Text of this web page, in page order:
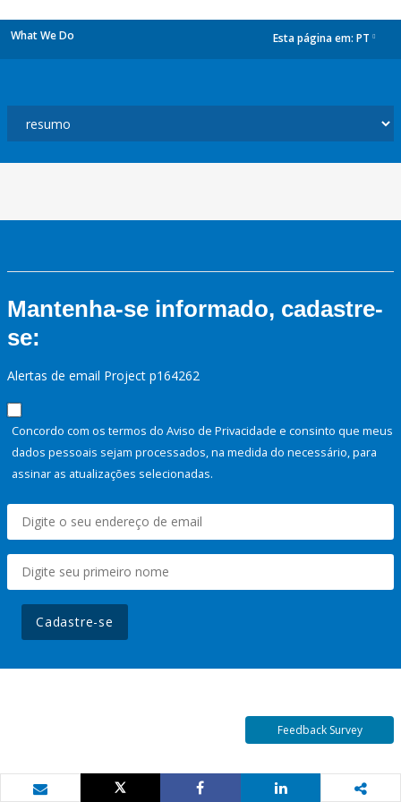
What We Do Esta página em: PT
Mantenha-se informado, cadastre-
se:
Alertas de email Project p164262
Concordo com os termos do Aviso de Privacidade e consinto que meus
dados pessoais sejam processados, na medida do necessário, para
assinar as atualizações selecionadas.
Cadastre-se
Feedback Survey